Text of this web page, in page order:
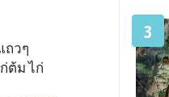
ถวๆ
ต้ม ไก่
3